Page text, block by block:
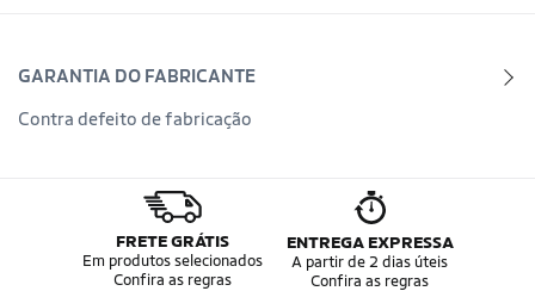
GARANTIA DO FABRICANTE
Contra defeito de fabricação
FRETE GRÁTIS
Em produtos selecionados
Confira as regras
ENTREGA EXPRESSA
A partir de 2 dias úteis
Confira as regras